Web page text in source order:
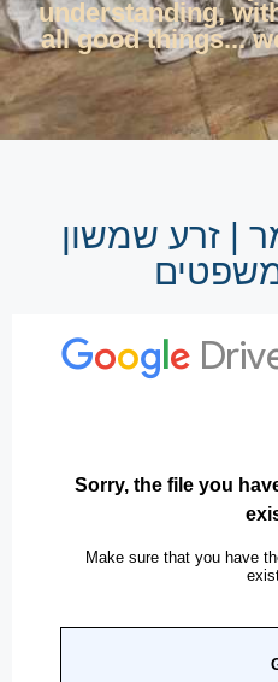
understanding,
all good things...
| זרע שמשון